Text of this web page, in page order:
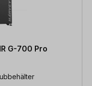
G-700 Pro